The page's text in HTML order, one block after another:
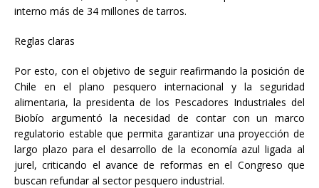
interno más de 34 millones de tarros.
Reglas claras
Por esto, con el objetivo de seguir reafirmando la posición de
Chile en el plano pesquero internacional y la seguridad
alimentaria, la presidenta de los Pescadores Industriales del
Biobío argumentó la necesidad de contar con un marco
regulatorio estable que permita garantizar una proyección de
largo plazo para el desarrollo de la economía azul ligada al
jurel, criticando el avance de reformas en el Congreso que
buscan refundar al sector pesquero industrial.